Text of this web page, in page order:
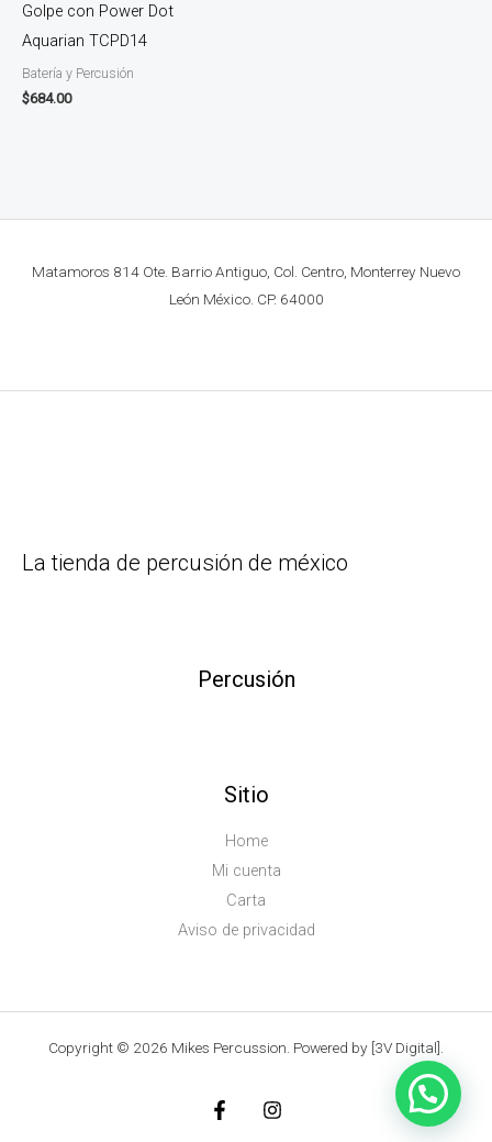
Golpe con Power Dot
Aquarian TCPD14
Batería y Percusión
$684.00
Matamoros 814 Ote. Barrio Antiguo, Col. Centro, Monterrey Nuevo
León México. CP. 64000
La tienda de percusión de méxico
Percusión
Sitio
Home
Mi cuenta
Carta
Aviso de privacidad
Copyright © 2026 Mikes Percussion. Powered by [3V Digital].